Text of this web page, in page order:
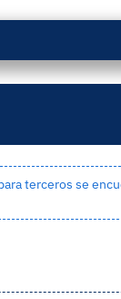
terceros se